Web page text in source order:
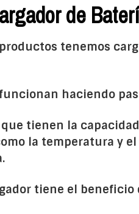
de
tenemos
haciendo
que tienen la
la temperatura y
tiene el